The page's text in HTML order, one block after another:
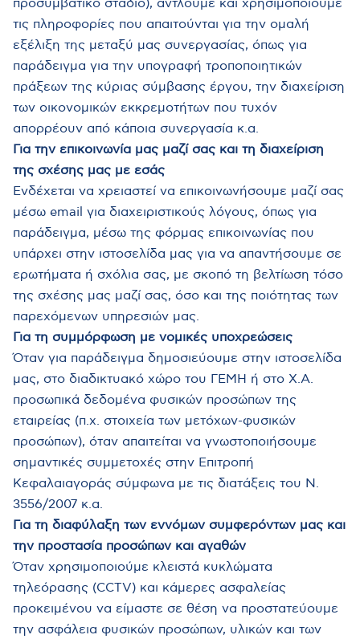
προσυμβατικό στάδιο), αντλούμε και χρησιμοποιούμε
τις πληροφορίες που απαιτούνται για την ομαλή
εξέλιξη της μεταξύ μας συνεργασίας, όπως για
παράδειγμα για την υπογραφή τροποποιητικών
πράξεων της κύριας σύμβασης έργου, την διαχείριση
των οικονομικών εκκρεμοτήτων που τυχόν
απορρέουν από κάποια συνεργασία κ.α.
Για την επικοινωνία μας μαζί σας και τη διαχείριση
της σχέσης μας με εσάς
Ενδέχεται να χρειαστεί να επικοινωνήσουμε μαζί σας
μέσω email για διαχειριστικούς λόγους, όπως για
παράδειγμα, μέσω της φόρμας επικοινωνίας που
υπάρχει στην ιστοσελίδα μας για να απαντήσουμε σε
ερωτήματα ή σχόλια σας, με σκοπό τη βελτίωση τόσο
της σχέσης μας μαζί σας, όσο και της ποιότητας των
παρεχόμενων υπηρεσιών μας.
Για τη συμμόρφωση με νομικές υποχρεώσεις
Όταν για παράδειγμα δημοσιεύουμε στην ιστοσελίδα
μας, στο διαδικτυακό χώρο του ΓΕΜΗ ή στο Χ.Α.
προσωπικά δεδομένα φυσικών προσώπων της
εταιρείας (π.χ. στοιχεία των μετόχων-φυσικών
προσώπων), όταν απαιτείται να γνωστοποιήσουμε
σημαντικές συμμετοχές στην Επιτροπή
Κεφαλαιαγοράς σύμφωνα με τις διατάξεις του Ν.
3556/2007 κ.α.
Για τη διαφύλαξη των εννόμων συμφερόντων μας και
την προστασία προσώπων και αγαθών
Όταν χρησιμοποιούμε κλειστά κυκλώματα
τηλεόρασης (CCTV) και κάμερες ασφαλείας
προκειμένου να είμαστε σε θέση να προστατεύουμε
την ασφάλεια φυσικών προσώπων, υλικών και των